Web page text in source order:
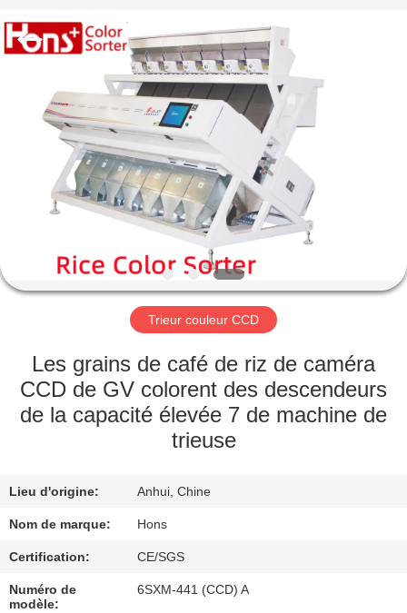
MAISON
PRODUITS
DE
NOUS
VISITE
D'USINE
QUALITÉ
CONTACTEZ-
NOUS
Optoelectronic
High-
tech
Co.,Ltd.
Trieur couleur CCD
Les grains de café de riz de caméra
CCD de GV colorent des descendeurs
de la capacité élevée 7 de machine de
trieuse
Lieu d'origine: Anhui, Chine
Nom de marque: Hons
Certification: CE/SGS
Numéro de
modèle:
6SXM-441 (CCD) A